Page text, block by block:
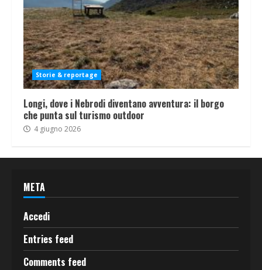
Storie & reportage
Longi, dove i Nebrodi diventano avventura: il borgo
che punta sul turismo outdoor
4 giugno 2026
META
Accedi
Entries feed
Comments feed